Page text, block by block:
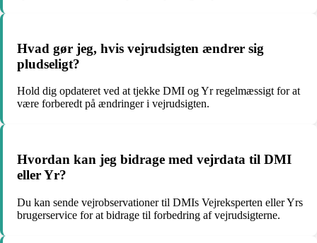
Hvad gør jeg, hvis vejrudsigten ændrer sig
pludseligt?
Hold dig opdateret ved at tjekke DMI og Yr regelmæssigt for at
være forberedt på ændringer i vejrudsigten.
Hvordan kan jeg bidrage med vejrdata til DMI
eller Yr?
Du kan sende vejrobservationer til DMIs Vejreksperten eller Yrs
brugerservice for at bidrage til forbedring af vejrudsigterne.